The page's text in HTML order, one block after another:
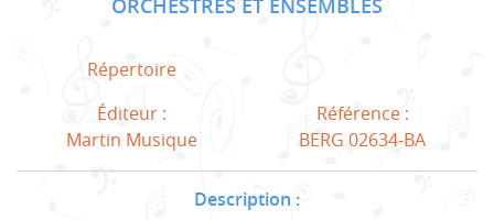
ORCHESTRES ET ENSEMBLES
Répertoire
Éditeur :
Martin Musique
Référence :
BERG 02634-BA
Description :